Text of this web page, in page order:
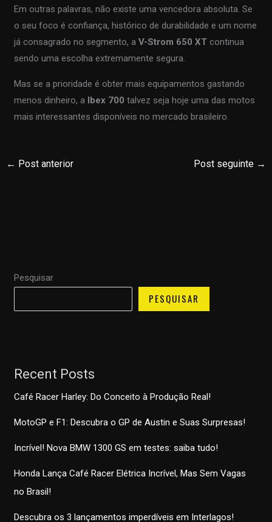
Em outras palavras, não existe uma vencedora absoluta. Se
o seu foco é confiança, histórico de durabilidade e um nome
já consagrado no segmento, aV-Strom 650 XT continua
sendo uma escolha extremamente segura.
Mas se a prioridade é obter mais equipamentos gastando
menos dinheiro, a Ibex 700 talvez seja hoje uma das motos
mais interessantes disponíveis no mercado brasileiro.
← Post anterior Post seguinte →
Pesquisar
PESQUISAR
Recent Posts
Café Racer Harley: Do Conceito à Produção Real!
MotoGP e F1: Descubra o GP de Austin e Suas Surpresas!
Incrível! Nova BMW 1300 GS em testes: saiba tudo!
Honda Lança Café Racer Elétrica Incrível, Mas Sem Vagas
no Brasil!
Descubra os 3 lançamentos imperdíveis em Interlagos!